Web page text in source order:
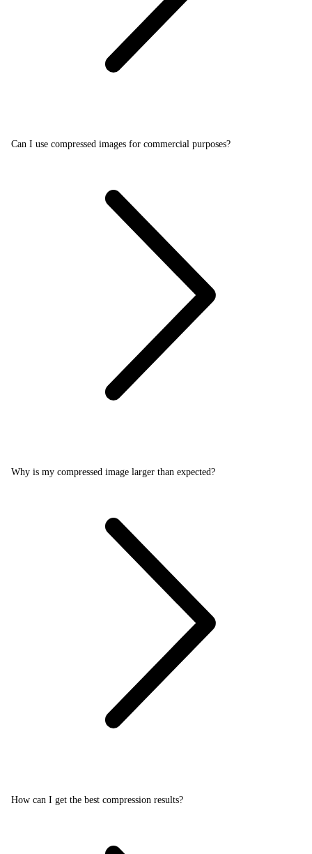
Can I use compressed images for commercial purposes?
Why is my compressed image larger than expected?
How can I get the best compression results?